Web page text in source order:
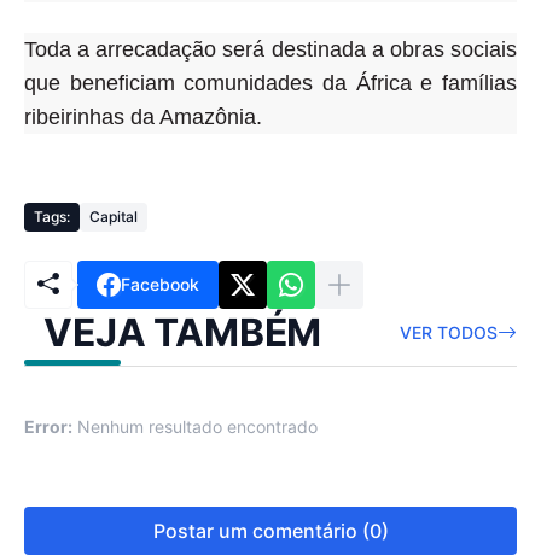
Toda a arrecadação será destinada a obras sociais
que beneficiam comunidades da África e famílias
ribeirinhas da Amazônia.
Tags: Capital
Facebook
VEJA TAMBÉM VER TODOS
Error: Nenhum resultado encontrado
Postar um comentário (0)